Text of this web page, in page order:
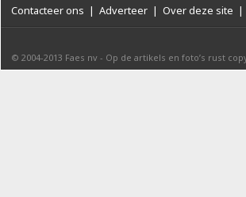
Contacteer ons | Adverteer | Over deze site |
© 2004-2013 Faes nv - Op de artikels en foto’s rust